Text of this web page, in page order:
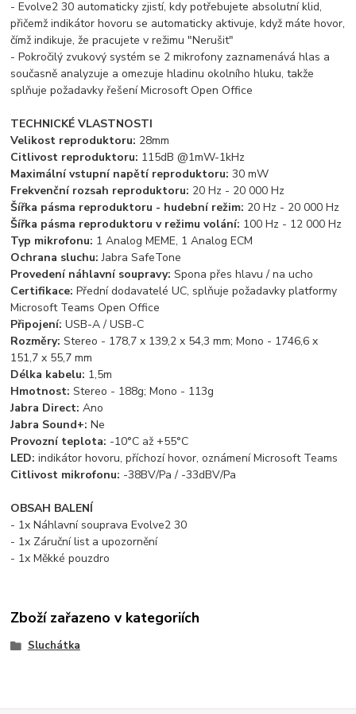
- Evolve2 30 automaticky zjistí, kdy potřebujete absolutní klid,
přičemž indikátor hovoru se automaticky aktivuje, když máte hovor,
čímž indikuje, že pracujete v režimu "Nerušit"
- Pokročilý zvukový systém se 2 mikrofony zaznamenává hlas a
současně analyzuje a omezuje hladinu okolního hluku, takže
splňuje požadavky řešení Microsoft Open Office
TECHNICKÉ VLASTNOSTI
Velikost reproduktoru: 28mm
Citlivost reproduktoru: 115dB @1mW-1kHz
Maximální vstupní napětí reproduktoru:30 mW
Frekvenční rozsah reproduktoru: 20 Hz - 20 000 Hz
Šířka pásma reproduktoru - hudební režim: 20 Hz - 20 000 Hz
Šířka pásma reproduktoru v režimu volání: 100 Hz - 12 000 Hz
Typ mikrofonu: 1 Analog MEME, 1 Analog ECM
Ochrana sluchu:Jabra SafeTone
Provedení náhlavní soupravy:Spona přes hlavu / na ucho
Certifikace:Přední dodavatelé UC, splňuje požadavky platformy
Microsoft Teams Open Office
Připojení:USB-A / USB-C
Rozměry:Stereo - 178,7 x 139,2 x 54,3 mm; Mono - 1746,6 x
151,7 x 55,7 mm
Délka kabelu: 1,5m
Hmotnost:Stereo - 188g; Mono - 113g
Jabra Direct:Ano
Jabra Sound+:Ne
Provozní teplota: -10°C až +55°C
LED:indikátor hovoru, příchozí hovor, oznámení Microsoft Teams
Citlivost mikrofonu: -38BV/Pa / -33dBV/Pa
OBSAH BALENÍ
- 1x Náhlavní souprava Evolve2 30
- 1x Záruční list a upozornění
- 1x Měkké pouzdro
Zboží zařazeno v kategoriích
Sluchátka